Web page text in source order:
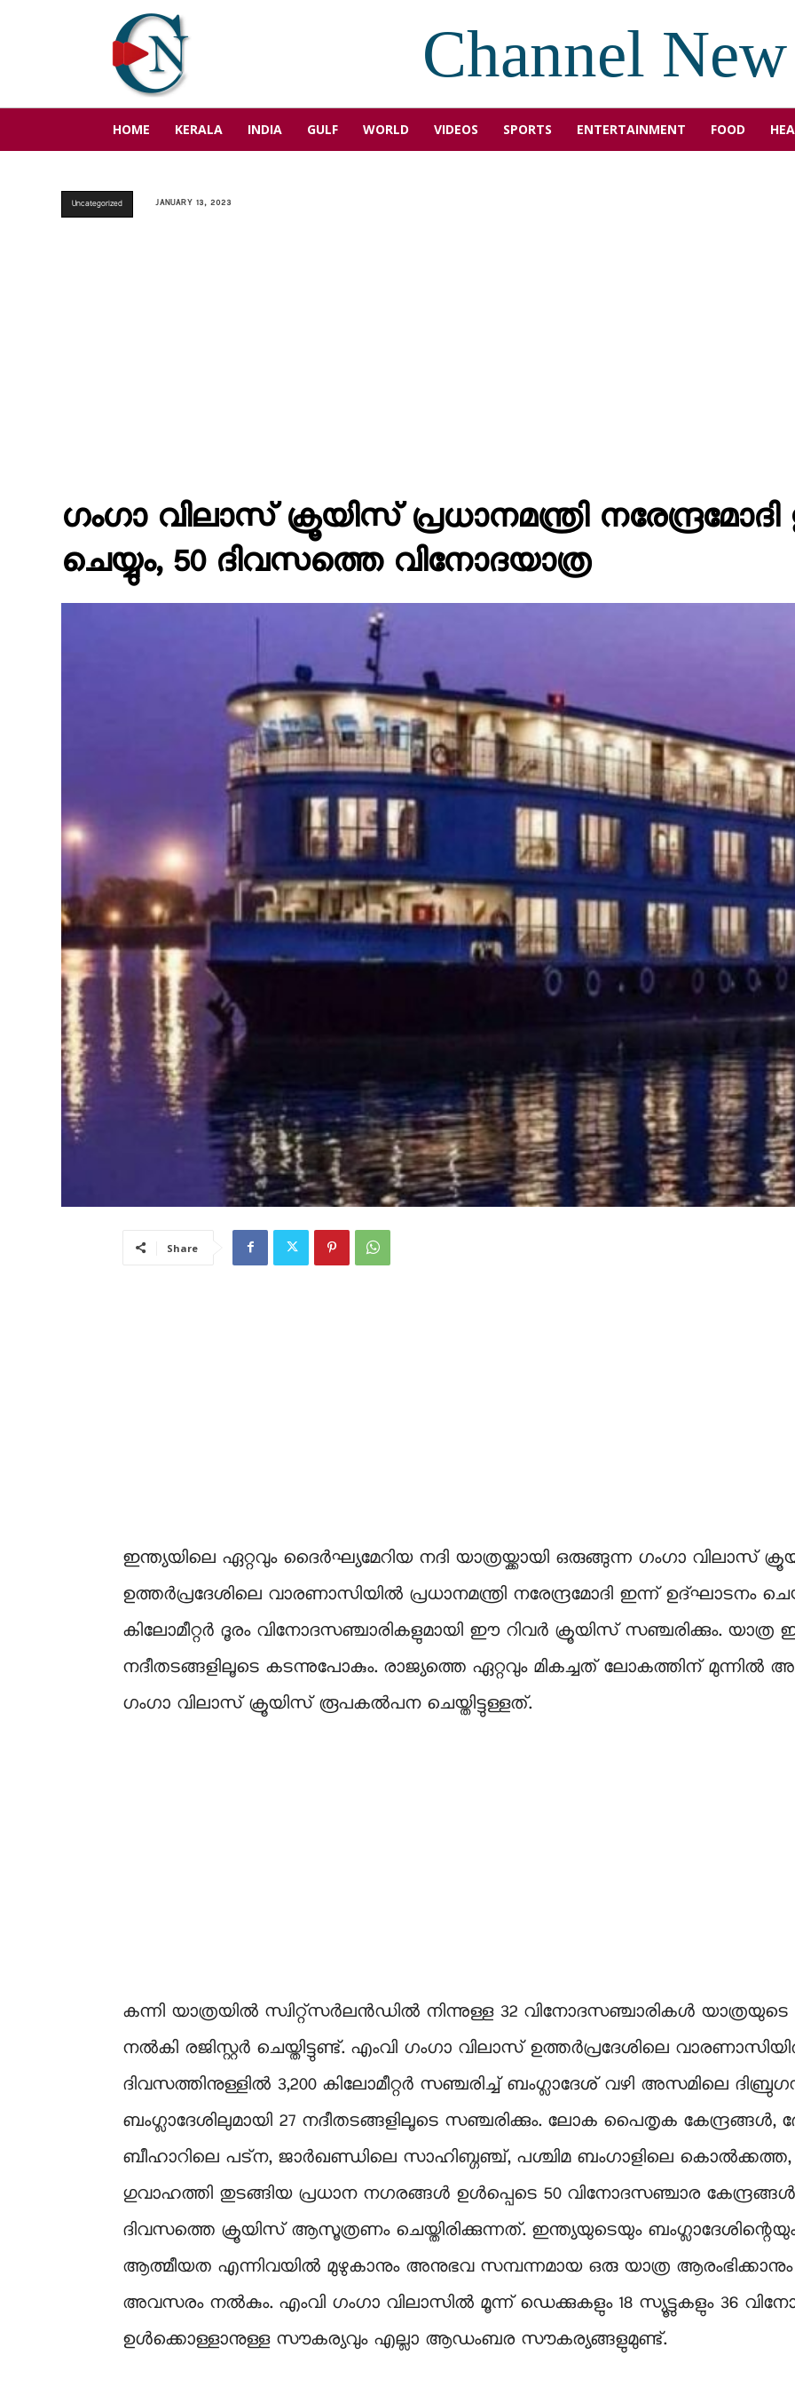
Channel New
HOME KERALA INDIA GULF WORLD VIDEOS SPORTS ENTERTAINMENT FOOD
Uncategorized JANUARY 13, 2023
ഗംഗാ വിലാസ് ക്രൂയിസ് പ്രധാനമന്ത്രി
ചെയ്യും, 50 ദിവസത്തെ വിനോദയാത്ര
Share
ഇന്ത്യയിലെ ഏറ്റവും ദൈർഘ്യമേറിയ നദി യാത്രയ്ക്കായി ഒരുങ്ങുന്ന ഗംഗാ വിലാസ്
ഉത്തർപ്രദേശിലെ വാരണാസിയിൽ പ്രധാനമന്ത്രി നരേന്ദ്രമോദി ഇന്ന് ഉദ്ഘാടനം
കിലോമീറ്റര്‍ ദൂരം വിനോദസഞ്ചാരികളുമായി ഈ റിവര്‍ ക്രൂയിസ് സഞ്ചരിക്കും. യാത്ര
നദീതടങ്ങളിലൂടെ കടന്നുപോകും. രാജ്യത്തെ ഏറ്റവും മികച്ചത് ലോകത്തിന് മുന്നിൽ
ഗംഗാ വിലാസ് ക്രൂയിസ് രൂപകൽപന ചെയ്തിട്ടുള്ളത്.
കന്നി യാത്രയിൽ സ്വിറ്റ്‌സർലൻഡിൽ നിന്നുള്ള 32 വിനോദസഞ്ചാരികൾ
നൽകി രജിസ്റ്റർ ചെയ്തിട്ടുണ്ട്. എംവി ഗംഗാ വിലാസ് ഉത്തർപ്രദേശിലെ
ദിവസത്തിനുള്ളിൽ 3,200 കിലോമീറ്റർ സഞ്ചരിച്ച് ബംഗ്ലാദേശ് വഴി അസമിലെ
ബംഗ്ലാദേശിലുമായി 27 നദീതടങ്ങളിലൂടെ സഞ്ചരിക്കും. ലോക പൈതൃക കേന്ദ്രങ്ങൾ,
ബീഹാറിലെ പട്‌ന, ജാർഖണ്ഡിലെ സാഹിബ്ഗഞ്ച്, പശ്ചിമ ബംഗാളിലെ കൊൽക്കത്ത,
ഗുവാഹത്തി തുടങ്ങിയ പ്രധാന നഗരങ്ങൾ ഉൾപ്പെടെ 50 വിനോദസഞ്ചാര
ദിവസത്തെ ക്രൂയിസ് ആസൂത്രണം ചെയ്തിരിക്കുന്നത്. ഇന്ത്യയുടെയും
ആത്മീയത എന്നിവയിൽ മുഴുകാനും അനുഭവ സമ്പന്നമായ ഒരു യാത്ര
അവസരം നൽകും. എംവി ഗംഗാ വിലാസിൽ മൂന്ന് ഡെക്കുകളും 18 സ്യൂട്ടുകളും 36
ഉൾക്കൊള്ളാനുള്ള സൗകര്യവും എല്ലാ ആഡംബര സൗകര്യങ്ങളുമുണ്ട്.